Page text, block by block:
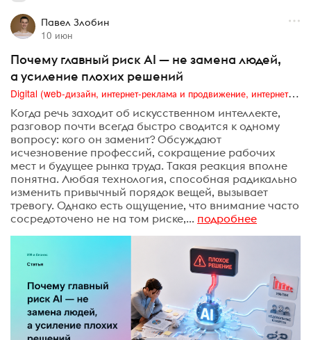
Павел Злобин
10 июн
Почему главный риск AI — не замена людей,
а усиление плохих решений
Digital (web-дизайн, интернет-реклама и продвижение, интернет-сообщества и блоги, интернет-коммуникации, мобильный маркетинг, реклама на цифровых экранах)
Когда речь заходит об искусственном интеллекте,
разговор почти всегда быстро сводится к одному
вопросу: кого он заменит? Обсуждают
исчезновение профессий, сокращение рабочих
мест и будущее рынка труда. Такая реакция вполне
понятна. Любая технология, способная радикально
изменить привычный порядок вещей, вызывает
тревогу. Однако есть ощущение, что внимание часто
сосредоточено не на том риске,... подробнее